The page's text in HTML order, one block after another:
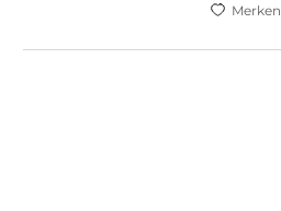
Merken